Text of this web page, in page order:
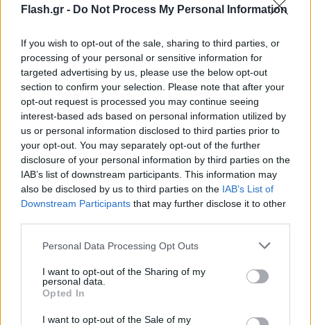
Flash.gr - Do Not Process My Personal Information
If you wish to opt-out of the sale, sharing to third parties, or
processing of your personal or sensitive information for
targeted advertising by us, please use the below opt-out
section to confirm your selection. Please note that after your
opt-out request is processed you may continue seeing
interest-based ads based on personal information utilized by
us or personal information disclosed to third parties prior to
your opt-out. You may separately opt-out of the further
disclosure of your personal information by third parties on the
IAB’s list of downstream participants. This information may
also be disclosed by us to third parties on the IAB’s List of
Downstream Participants that may further disclose it to other
Please note that this website/app uses one or more Google
not limited to your visit or usage behaviour. You may click to
grant or deny consent to Google and its third-party tags to
use your data for below specified purposes in below Google
consent section.
Personal Data Processing Opt Outs
I want to opt-out of the Sharing of my
personal data.
Opted In
I want to opt-out of the Sale of my
«Νονός της AI» προειδοποιεί: Σε λίγο δεν θα
μπορούμε να «ξεπεράσουμε» νοητικά την
Τεχνητή Νοημοσύνη
08.08.2026 ΧΡΙΣΤΌΔΟΥΛΟΣ ΣΚΟΎΝΤΑΣ